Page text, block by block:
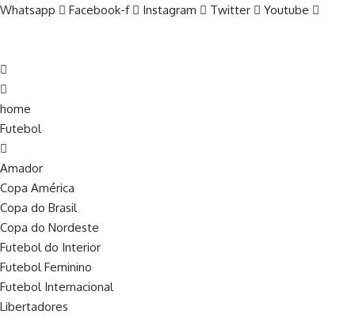
Whatsapp Facebook-f Instagram Twitter Youtube
home
Futebol
Amador
Copa América
Copa do Brasil
Copa do Nordeste
Futebol do Interior
Futebol Feminino
Futebol Internacional
Libertadores